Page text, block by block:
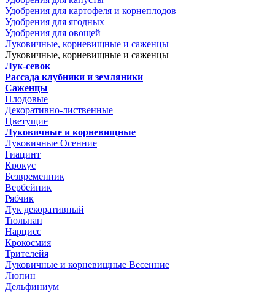
Удобрения для картофеля и корнеплодов
Удобрения для ягодных
Удобрения для овощей
Луковичные, корневищные и саженцы
Луковичные, корневищные и саженцы
Лук-севок
Рассада клубники и земляники
Саженцы
Плодовые
Декоративно-лиственные
Цветущие
Луковичные и корневищные
Луковичные Осенние
Гиацинт
Крокус
Безвременник
Вербейник
Рябчик
Лук декоративный
Тюльпан
Нарцисс
Крокосмия
Трителейя
Луковичные и корневищные Весенние
Люпин
Дельфиниум